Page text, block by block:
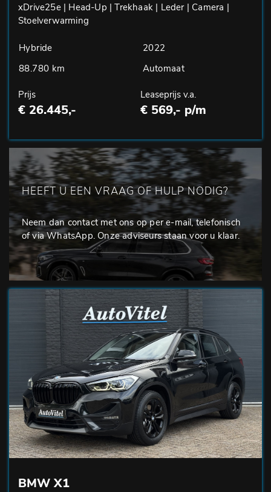
xDrive25e | Head-Up | Trekhaak | Leder | Camera |
Stoelverwarming
Hybride
2022
88.780 km
Automaat
Prijs
€ 26.445,-
Leaseprijs v.a.
€ 569,- p/m
HEEFT U EEN VRAAG OF HULP NODIG?
Neem dan contact met ons op per e-mail, telefonisch
of via WhatsApp. Onze adviseurs staan voor u klaar.
BMW X1